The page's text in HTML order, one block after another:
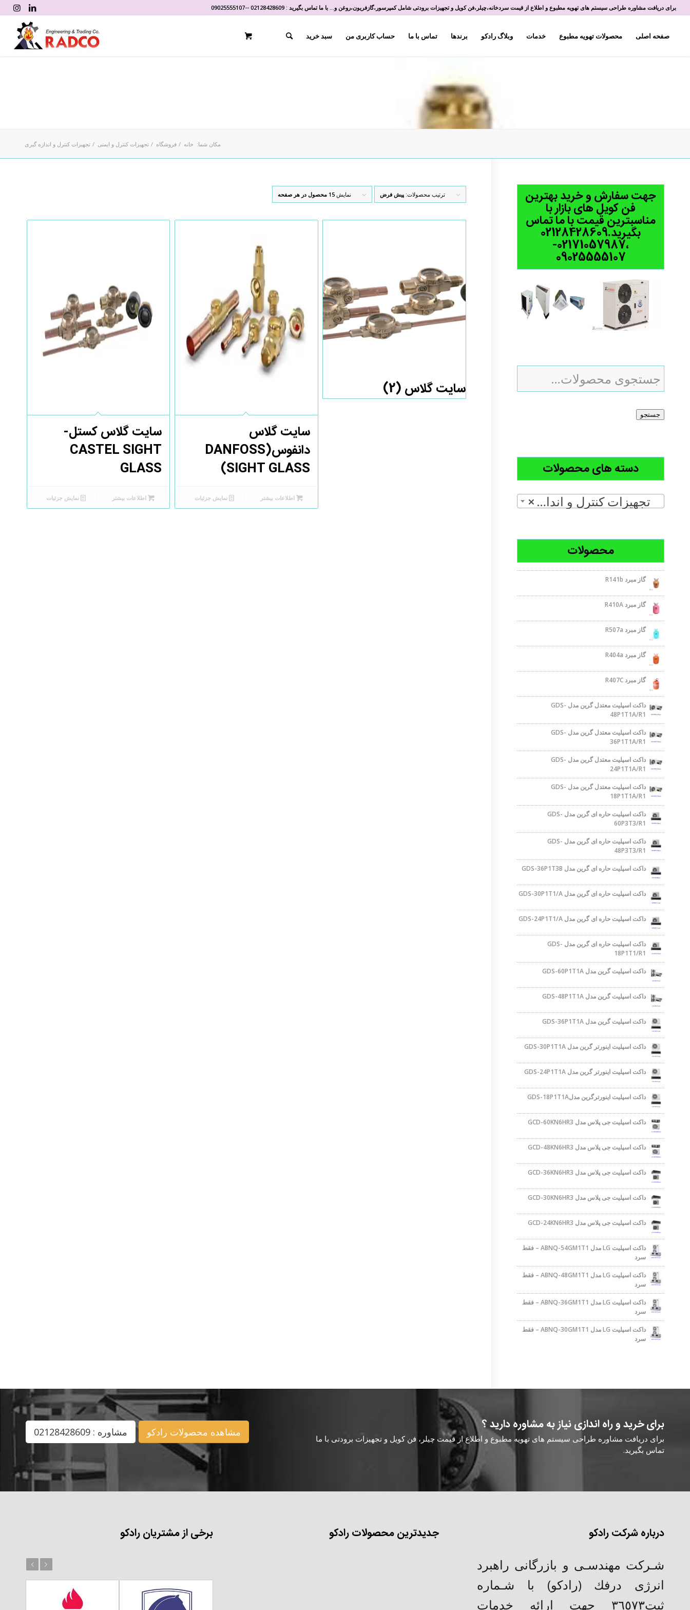
برای دریافت مشاوره طراحی سیستم های تهویه مطبوع و اطلاع از قیمت سردخانه،چیلر،فن کویل و تجهیزات برودتی شامل کمپرسور،گازفریون،روغن و... با ما تماس بگیرید : 02128428609
-
-
09025555107
صفحه اصلی محصولات تهویه مطبوع خدمات وبلاگ رادکو برندها تماس با ما حساب کاربری من سبد خرید
مکان شما: خانه / فروشگاه / تجهیزات کنترل و ایمنی / تجهیزات کنترل و اندازه گیری
ترتیب محصولات: پیش فرض نمایش 15 محصول در هر صفحه
سایت گلاس (2)
سایت گلاس
دانفوس(DANFOSS
SIGHT GLASS)
اطلاعات بیشتر نمایش جزئیات
سایت گلاس کستل-
CASTEL SIGHT
GLASS
اطلاعات بیشتر نمایش جزئیات
جهت سفارش و خرید بهترین
فن کویل های بازار با
مناسبترین قیمت با ما تماس
بگیرید.02128428609
،02171057987-
09025555107
جستجو
دسته های محصولات
× تجهیزات کنترل و اندازه گیری (2)
محصولات
گاز مبرد R141b
گاز مبرد R410A
گاز مبرد R507a
گاز مبرد R404a
گاز مبرد R407C
داکت اسپلیت معتدل گرین مدل GDS-
48P1T1A/R1
داکت اسپلیت معتدل گرین مدل GDS-
36P1T1A/R1
داکت اسپلیت معتدل گرین مدل GDS-
24P1T1A/R1
داکت اسپلیت معتدل گرین مدل GDS-
18P1T1A/R1
داکت اسپلیت حاره ای گرین مدل GDS-
60P3T3/R1
داکت اسپلیت حاره ای گرین مدل GDS-
48P3T3/R1
داکت اسپلیت حاره ای گرین مدل GDS-36P1T3B
داکت اسپلیت حاره ای گرین مدل GDS-30P1T1/A
داکت اسپلیت حاره ای گرین مدل GDS-24P1T1/A
داکت اسپلیت حاره ای گرین مدل GDS-
18P1T1/R1
داکت اسپلیت گرین مدل GDS-60P1T1A
داکت اسپلیت گرین مدل GDS-48P1T1A
داکت اسپلیت گرین مدل GDS-36P1T1A
داکت اسپلیت اینورتر گرین مدل GDS-30P1T1A
داکت اسپلیت اینورتر گرین مدل GDS-24P1T1A
داکت اسپلیت اینورترگرین مدلGDS-18P1T1A
داکت اسپلیت جی پلاس مدل GCD-60KN6HR3
داکت اسپلیت جی پلاس مدل GCD-48KN6HR3
داکت اسپلیت جی پلاس مدل GCD-36KN6HR3
داکت اسپلیت جی پلاس مدل GCD-30KN6HR3
داکت اسپلیت جی پلاس مدل GCD-24KN6HR3
داکت اسپلیت LG مدل ABNQ-54GM1T1 – فقط
سرد
داکت اسپلیت LG مدل ABNQ-48GM1T1 – فقط
سرد
داکت اسپلیت LG مدل ABNQ-36GM1T1 – فقط
سرد
داکت اسپلیت LG مدل ABNQ-30GM1T1 – فقط
سرد
برای خرید و راه اندازی نیاز به مشاوره دارید ؟
برای دریافت مشاوره طراحی سیستم های تهویه مطبوع و اطلاع از قیمت چیلر، فن کویل و تجهیزات برودتی با ما
تماس بگیرید.
مشاهده محصولات رادکو مشاوره : 02128428609
درباره شرکت رادکو
شـركت مهندسـی و بازرگانی راهبرد
انرژی درفك (رادکو) با شـماره
ثبت٣٦٥٧٣ جهت ارائه خدمات
جدیدترین محصولات رادکو برخی از مشتریان رادکو